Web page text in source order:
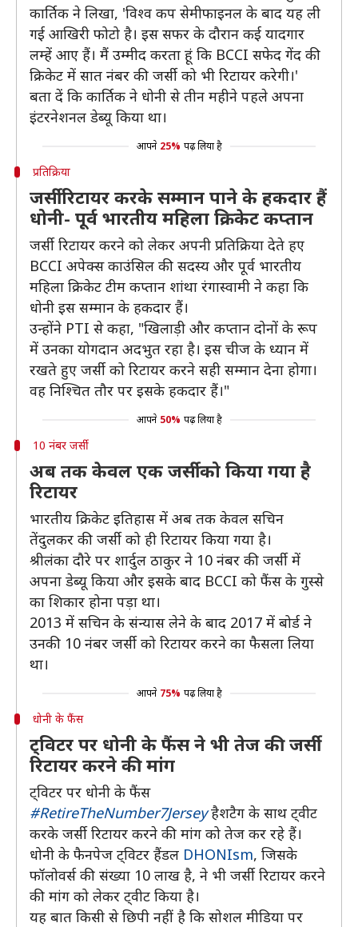
कार्तिक ने लिखा, 'विश्व कप सेमीफाइनल के बाद यह ली
गई आखिरी फोटो है। इस सफर के दौरान कई यादगार
लम्हें आए हैं। मैं उम्मीद करता हूं कि BCCI सफेद गेंद की
क्रिकेट में सात नंबर की जर्सी को भी रिटायर करेगी।'
बता दें कि कार्तिक ने धोनी से तीन महीने पहले अपना
इंटरनेशनल डेब्यू किया था।
आपने 25% पढ़ लिया है
प्रतिक्रिया
जर्सी रिटायर करके सम्मान पाने के हकदार हैं
धोनी- पूर्व भारतीय महिला क्रिकेट कप्तान
जर्सी रिटायर करने को लेकर अपनी प्रतिक्रिया देते हए
BCCI अपेक्स काउंसिल की सदस्य और पूर्व भारतीय
महिला क्रिकेट टीम कप्तान शांथा रंगास्वामी ने कहा कि
धोनी इस सम्मान के हकदार हैं।
उन्होंने PTI से कहा, "खिलाड़ी और कप्तान दोनों के रूप
में उनका योगदान अदभुत रहा है। इस चीज के ध्यान में
रखते हुए जर्सी को रिटायर करने सही सम्मान देना होगा।
वह निश्चित तौर पर इसके हकदार हैं।"
आपने 50% पढ़ लिया है
10 नंबर जर्सी
अब तक केवल एक जर्सी को किया गया है
रिटायर
भारतीय क्रिकेट इतिहास में अब तक केवल सचिन
तेंदुलकर की जर्सी को ही रिटायर किया गया है।
श्रीलंका दौरे पर शार्दुल ठाकुर ने 10 नंबर की जर्सी में
अपना डेब्यू किया और इसके बाद BCCI को फैंस के गुस्से
का शिकार होना पड़ा था।
2013 में सचिन के संन्यास लेने के बाद 2017 में बोर्ड ने
उनकी 10 नंबर जर्सी को रिटायर करने का फैसला लिया
था।
आपने 75% पढ़ लिया है
धोनी के फैंस
ट्विटर पर धोनी के फैंस ने भी तेज की जर्सी
रिटायर करने की मांग
ट्विटर पर धोनी के फैंस
#RetireTheNumber7Jerseyहैशटैग के साथ ट्वीट
करके जर्सी रिटायर करने की मांग को तेज कर रहे हैं।
धोनी के फैनपेज ट्विटर हैंडल DHONIsm, जिसके
फॉलोवर्स की संख्या 10 लाख है, ने भी जर्सी रिटायर करने
की मांग को लेकर ट्वीट किया है।
यह बात किसी से छिपी नहीं है कि सोशल मीडिया पर